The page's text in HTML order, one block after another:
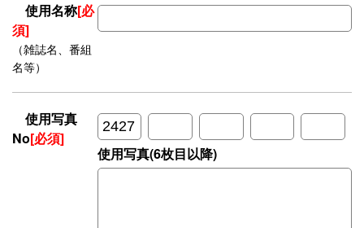
使用名称[必
須]
（雑誌名、番組
名等）
使用写真
No[必須]
使用写真(6枚目以降)